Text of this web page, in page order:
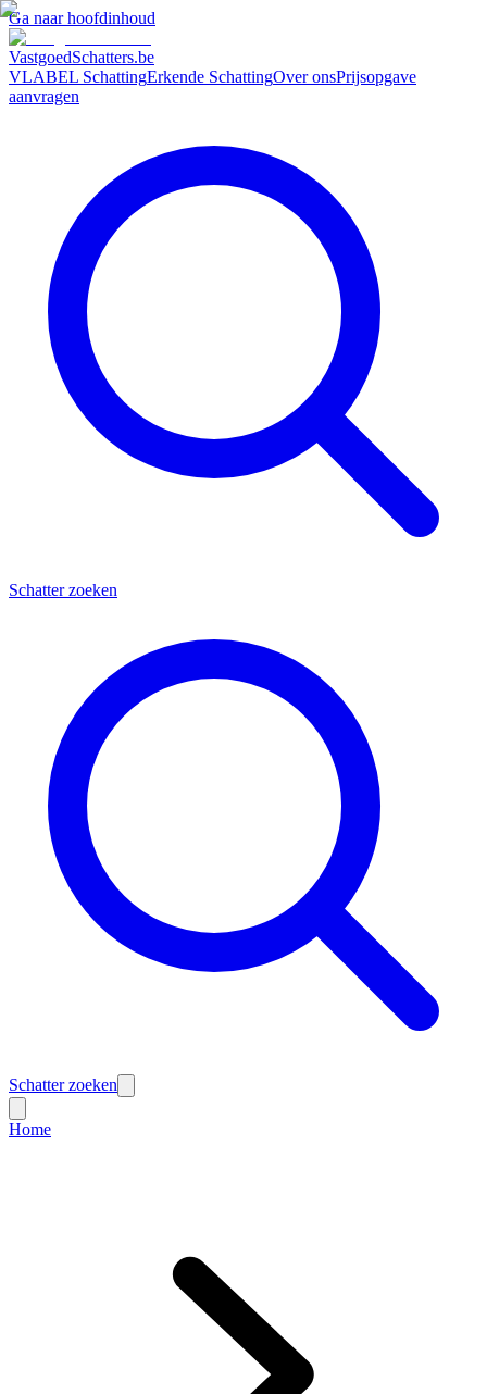
Ga naar hoofdinhoud
VastgoedSchatters.be
VLABEL SchattingErkende SchattingOver onsPrijsopgave
aanvragen
Schatter zoeken
Schatter zoeken
Home